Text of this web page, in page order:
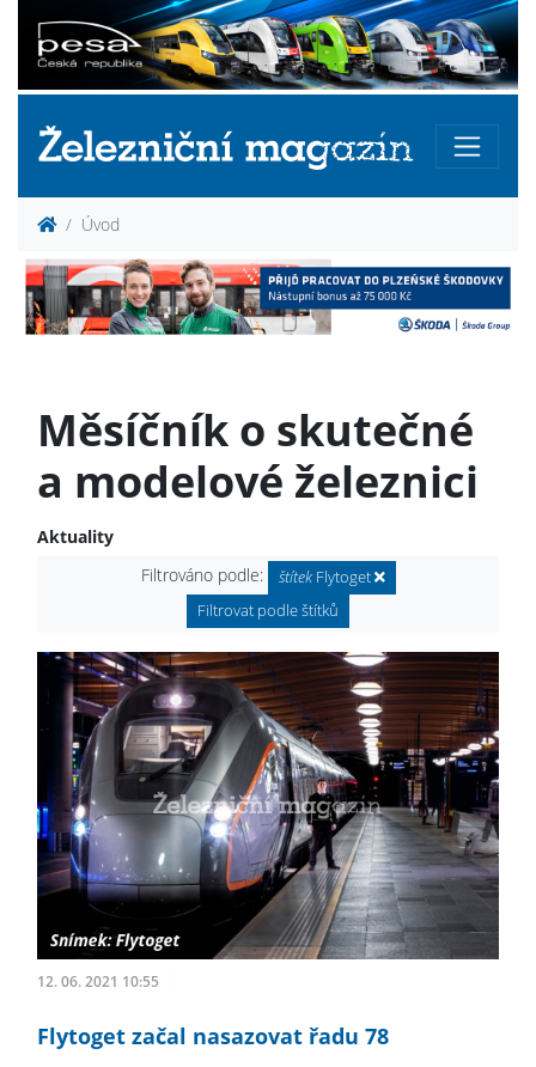
Úvod
Měsíčník o skutečné
a modelové železnici
Aktuality
Filtrováno podle:
štítekFlytoget
Filtrovat podle štítků
12. 06. 2021 10:55
Flytoget začal nasazovat řadu 78